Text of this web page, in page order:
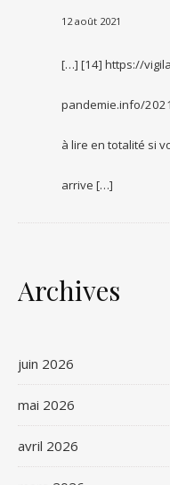
12 août 2021
[…] [14] https://
pandemie.info/
à lire en totalité si
arrive […]
Archives
juin 2026
mai 2026
avril 2026